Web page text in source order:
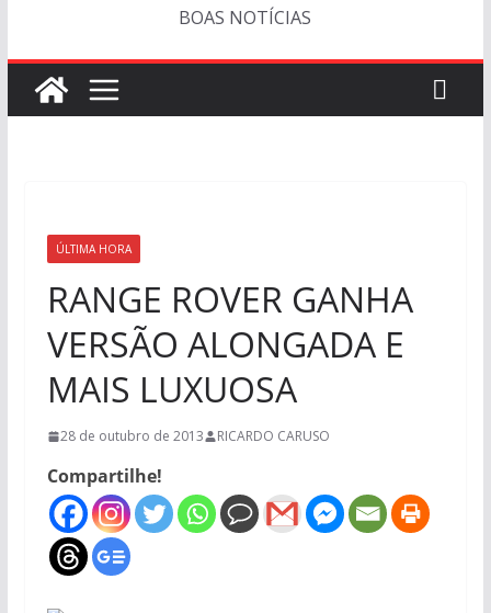
BOAS NOTÍCIAS
ÚLTIMA HORA
RANGE ROVER GANHA
VERSÃO ALONGADA E
MAIS LUXUOSA
28 de outubro de 2013 RICARDO CARUSO
Compartilhe!